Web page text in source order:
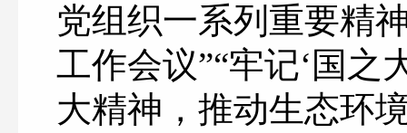
党组织一系列重要精
工作会议”“牢记‘国之
大精神，推动生态环